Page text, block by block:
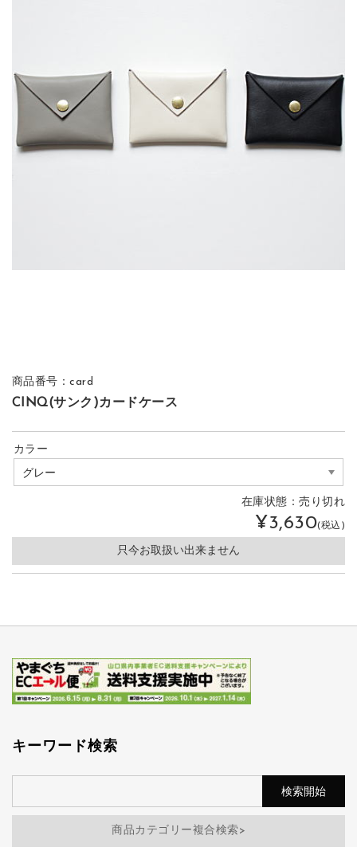
商品番号：card
CINQ(サンク)カードケース
カラー
在庫状態：売り切れ
¥3,630(税込)
只今お取扱い出来ません
キーワード検索
商品カテゴリー複合検索>